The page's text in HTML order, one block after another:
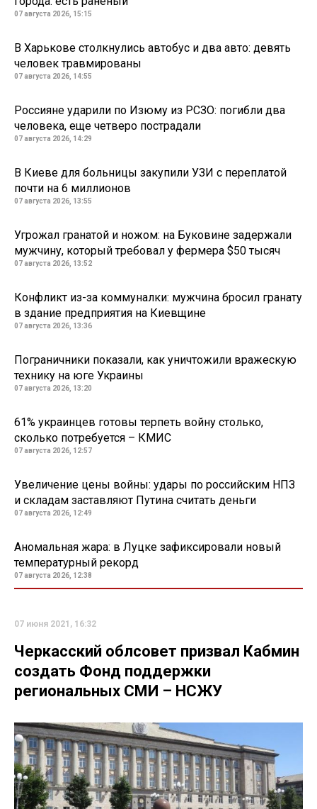
07 августа 2026, 15:15
В Харькове столкнулись автобус и два авто: девять
человек травмированы
07 августа 2026, 14:55
Россияне ударили по Изюму из РСЗО: погибли два
человека, еще четверо пострадали
07 августа 2026, 14:29
В Киеве для больницы закупили УЗИ с переплатой
почти на 6 миллионов
07 августа 2026, 13:55
Угрожал гранатой и ножом: на Буковине задержали
мужчину, который требовал у фермера $50 тысяч
07 августа 2026, 13:52
Конфликт из-за коммуналки: мужчина бросил гранату
в здание предприятия на Киевщине
07 августа 2026, 13:36
Пограничники показали, как уничтожили вражескую
технику на юге Украины
07 августа 2026, 13:20
61% украинцев готовы терпеть войну столько,
сколько потребуется – КМИС
07 августа 2026, 12:57
Увеличение цены войны: удары по российским НПЗ
и складам заставляют Путина считать деньги
07 августа 2026, 12:49
Аномальная жара: в Луцке зафиксировали новый
температурный рекорд
07 августа 2026, 12:38
07 июня 2021, 16:32
Черкасский облсовет призвал Кабмин
создать Фонд поддержки
региональных СМИ – НСЖУ